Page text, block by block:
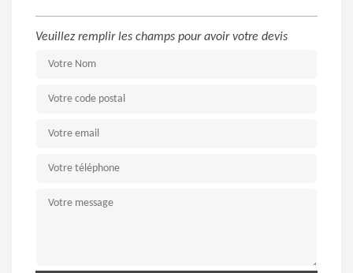
Veuillez remplir les champs pour avoir votre devis